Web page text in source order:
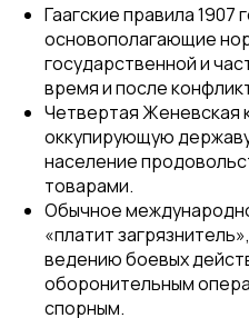
Гаагские правила 1907
основополагающие
государственной и
время и после
Четвертая Женевская
оккупирующую
население
товарами.
Обычное
«платит
ведению боевых
оборонительным
спорным.